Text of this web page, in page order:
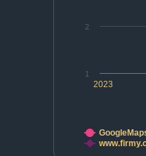
2023
1
2